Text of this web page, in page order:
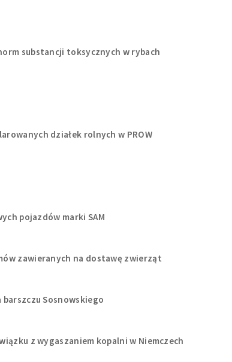
substancji toksycznych w rybach
działek rolnych w PROW
pojazdów marki SAM
zawieranych na dostawę zwierząt
Sosnowskiego
z wygaszaniem kopalni w Niemczech